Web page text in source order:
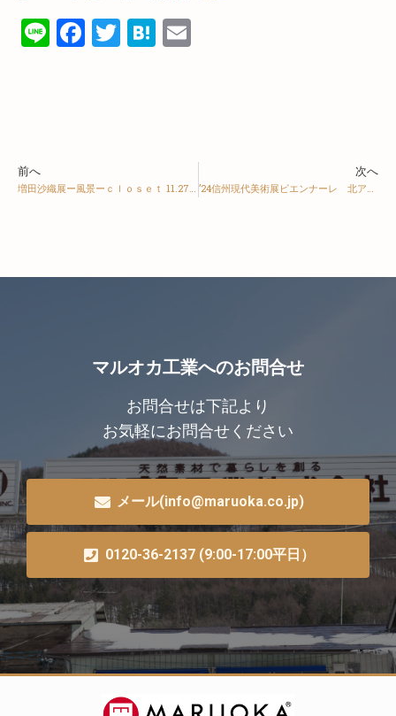
LineFacebook
TwitterHatena
前へ
増田沙織展ー風景ーｃｌｏｓｅｔ 11.27(月)-12.9(土)
次へ
’24信州現代美術展ビエンナーレ 北アルプス展望美術館 03/26～04/14
マルオカ工業へのお問合せ
お問合せは下記より
お気軽にお問合せください
メール(info@maruoka.co.jp)
0120-36-2137 (9:00-17:00平日）